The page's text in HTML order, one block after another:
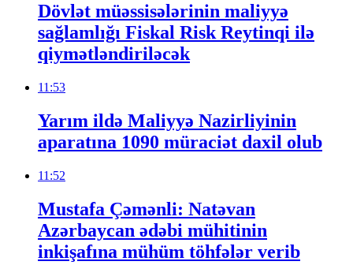
Dövlət müəssisələrinin maliyyə
sağlamlığı Fiskal Risk Reytinqi ilə
qiymətləndiriləcək
11:53
Yarım ildə Maliyyə Nazirliyinin
aparatına 1090 müraciət daxil olub
11:52
Mustafa Çəmənli: Natəvan
Azərbaycan ədəbi mühitinin
inkişafına mühüm töhfələr verib